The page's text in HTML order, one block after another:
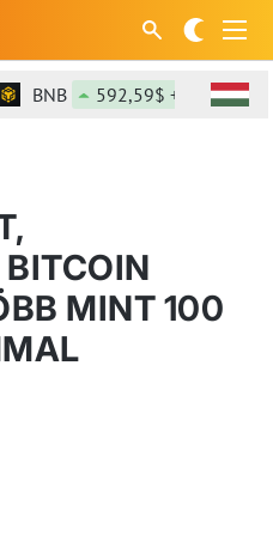
BNB 592,59$ +0,26%
MINT 100